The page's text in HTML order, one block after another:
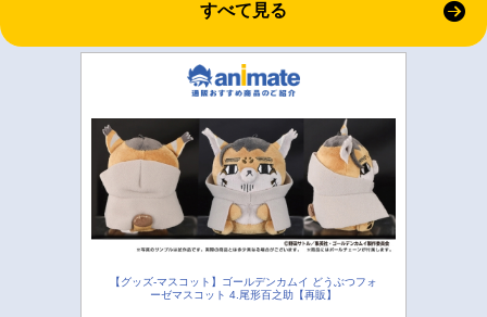
すべて見る
【グッズ-マスコット】ゴールデンカムイ どうぶつフォ
ーゼマスコット 4.尾形百之助【再販】